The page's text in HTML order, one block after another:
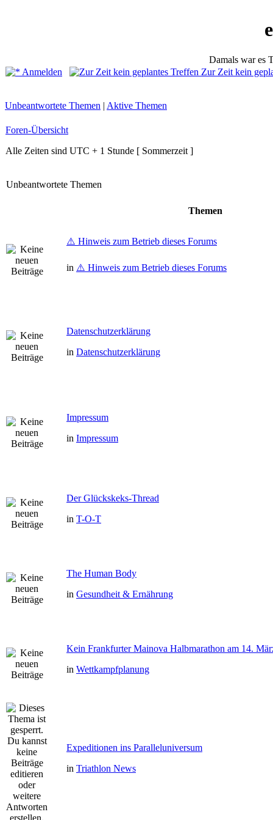
Damals war es
Anmelden
Zur Zeit kein
Unbeantwortete Themen | Aktive Themen
Foren-Übersicht
Alle Zeiten sind UTC + 1 Stunde [ Sommerzeit ]
Unbeantwortete Themen
Themen
⚠️ Hinweis zum Betrieb dieses Forums
in ⚠️ Hinweis zum Betrieb dieses Forums
Datenschutzerklärung
in Datenschutzerklärung
Impressum
in Impressum
Der Glückskeks-Thread
in T-O-T
The Human Body
in Gesundheit & Ernährung
Kein Frankfurter Mainova Halbmarathon am 14.
in Wettkampfplanung
Expeditionen ins Paralleluniversum
in Triathlon News